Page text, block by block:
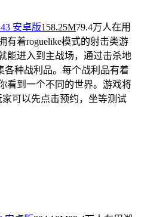
安卓版158.25M79.4万人在用
有着roguelike模式的射击类游
能进入到主战场，通过击杀地
各种战利品。每个战利品有着
看到一个不同的世界。游戏将
可以先点击预约，坐等测试